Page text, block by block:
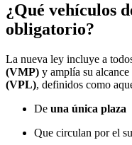
¿Qué vehículos
obligatorio?
La nueva ley incluye a
(VMP) y amplía su alcance
(VPL), definidos como
De una única plaza
Que circulan por el